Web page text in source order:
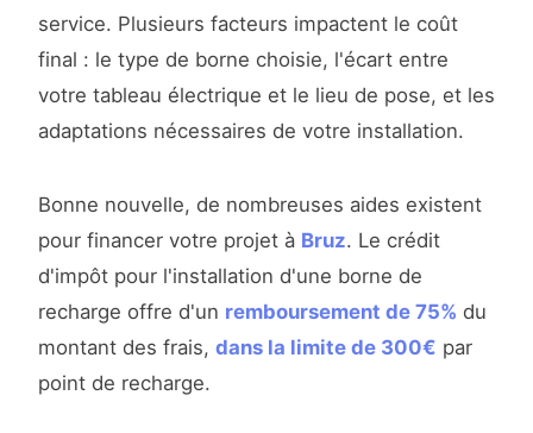
service. Plusieurs facteurs impactent le coût
final : le type de borne choisie, l'écart entre
votre tableau électrique et le lieu de pose, et les
adaptations nécessaires de votre installation.
Bonne nouvelle, de nombreuses aides existent
pour financer votre projet à Bruz. Le crédit
d'impôt pour l'installation d'une borne de
recharge offre d'un remboursement de 75% du
montant des frais, dans la limite de 300€ par
point de recharge.